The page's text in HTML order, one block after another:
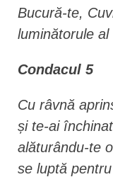
Bucură-te,
luminătorule
Condacul 5
Cu râvnă
și te-ai
alăturându-te
se luptă